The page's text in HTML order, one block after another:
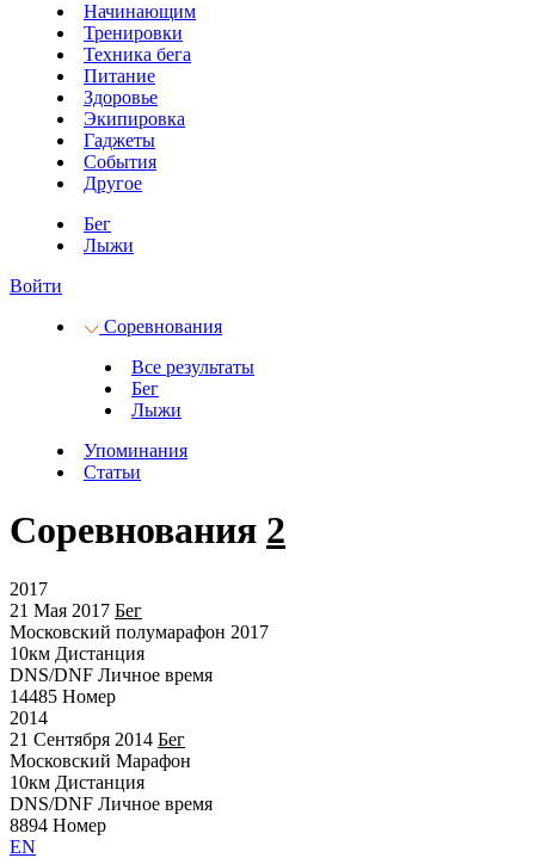
Начинающим
Тренировки
Техника бега
Питание
Здоровье
Экипировка
Гаджеты
События
Другое
Бег
Лыжи
Войти
Соревнования
Все результаты
Бег
Лыжи
Упоминания
Статьи
Соревнования 2
2017
21 Мая 2017 Бег
Московский полумарафон 2017
10км Дистанция
DNS/DNF Личное время
14485 Номер
2014
21 Сентября 2014 Бег
Московский Марафон
10км Дистанция
DNS/DNF Личное время
8894 Номер
EN